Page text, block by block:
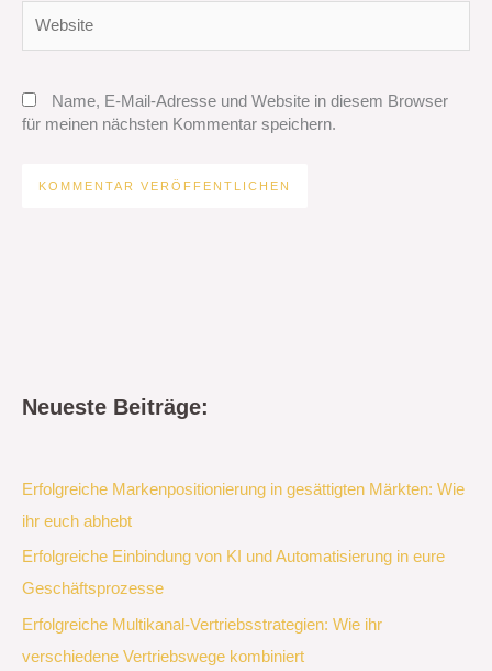
Name, E-Mail-Adresse und Website in diesem Browser
für meinen nächsten Kommentar speichern.
Neueste Beiträge:
Erfolgreiche Markenpositionierung in gesättigten Märkten: Wie
ihr euch abhebt
Erfolgreiche Einbindung von KI und Automatisierung in eure
Geschäftsprozesse
Erfolgreiche Multikanal-Vertriebsstrategien: Wie ihr
verschiedene Vertriebswege kombiniert